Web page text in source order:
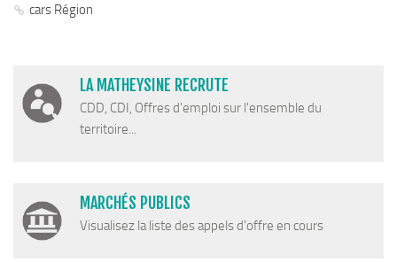
Idées sorties faciles
Via Matacena
Développement durable
Déchetterie intercommunale et points propres
Gestion des déchets
cars Région
LA MATHEYSINE RECRUTE
CDD, CDI, Offres d'emploi sur l'ensemble du
territoire...
MARCHÉS PUBLICS
Visualisez la liste des appels d'offre en cours